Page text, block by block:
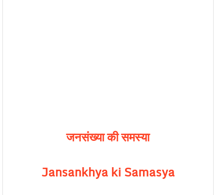
जनसंख्या की समस्या
Jansankhya ki Samasya